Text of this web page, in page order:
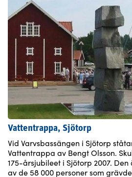
Vattentrappa, Sjötorp
Vid Varvsbassängen i Sjötorp
Vattentrappa av Bengt Olsson.
175-årsjubileet i Sjötorp 2007.
av de 58 000 personer som